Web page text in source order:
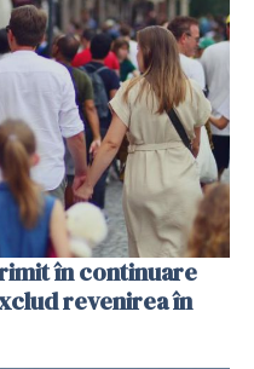
în continuare
revenirea în